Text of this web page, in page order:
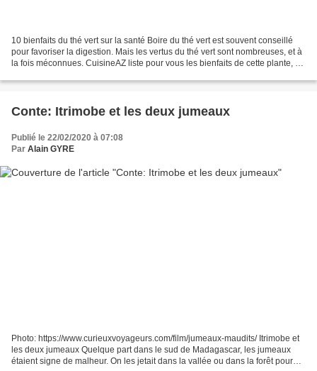
10 bienfaits du thé vert sur la santé Boire du thé vert est souvent conseillé
pour favoriser la digestion. Mais les vertus du thé vert sont nombreuses, et à
la fois méconnues. CuisineAZ liste pour vous les bienfaits de cette plante, à
Conte: Itrimobe et les deux jumeaux
Publié le 22/02/2020 à 07:08
Par Alain GYRE
Photo: https://www.curieuxvoyageurs.com/film/jumeaux-maudits/ Itrimobe et
les deux jumeaux Quelque part dans le sud de Madagascar, les jumeaux
étaient signe de malheur. On les jetait dans la vallée ou dans la forêt pour